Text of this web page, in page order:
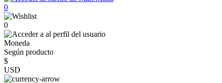
0
0
Moneda
Según producto
$
USD